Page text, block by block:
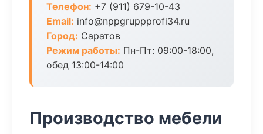
Телефон: +7 (911) 679-10-43
Email: info@nppgruppprofi34.ru
Город: Саратов
Режим работы: Пн-Пт: 09:00-18:00,
обед 13:00-14:00
Производство мебели